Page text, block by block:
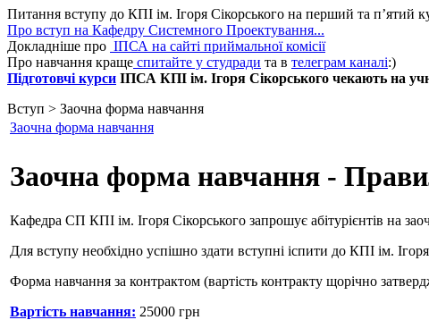
Питання вступу до КПІ ім. Ігоря Сікорського на перший та п’ятий
Про вступ на Кафедру Системного Проектування...
Докладніше про ІПСА на сайті приймальної комісії
Про навчання краще спитайте у студради та в телеграм каналі:)
Підготовчі курси ІПСА КПІ ім. Ігоря Сікорського чекають на
Вступ > Заочна форма навчання
Заочна форма навчання
Заочна форма навчання -
Кафедра СП КПI ім. Ігоря Сікорського запрошує абітурієнтів на
Для вступу необхідно успішно здати вступні іспити до КПI ім. Ігоря
Форма навчання за контрактом (вартість контракту щорічно
Вартість навчання: 25000 грн